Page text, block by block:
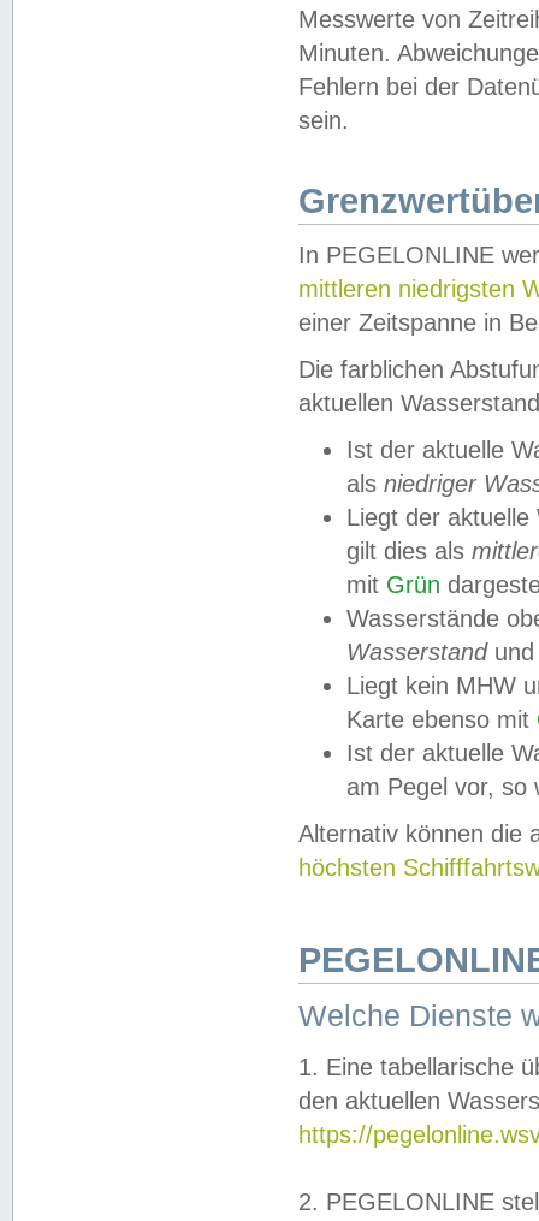
Messwerte von
Minuten.
Fehlern bei der
sein.
In PEGELONLINE
mittleren niedrigsten
einer Zeitspanne in
Die farblichen
aktuellen
Ist der aktuelle
als niedriger
Liegt der
gilt dies als
mit Grün
Wasserstände
Wasserstandund
Liegt kein MHW
Karte ebenso mit
Ist der aktuelle
am Pegel vor,
Alternativ können die
höchsten
Welche Dienste
1. Eine tabellarische
den aktuellen
https://
2. PEGELONLINE